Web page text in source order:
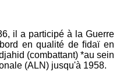
il a participé à la Guerre
en qualité de ﬁdaï en
(combattant) *au sein
(ALN) jusqu'à 1958.